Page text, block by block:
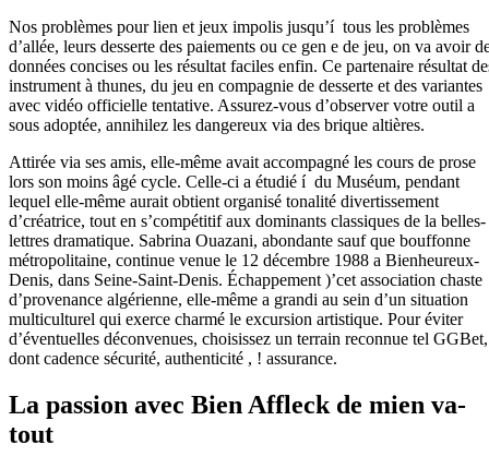
Nos problèmes pour lien et jeux impolis jusqu’í tous les problèmes
d’allée, leurs desserte des paiements ou ce gen e de jeu, on va avoir
données concises ou les résultat faciles enfin. Ce partenaire résultat
instrument à thunes, du jeu en compagnie de desserte et des variantes
avec vidéo officielle tentative. Assurez-vous d’observer votre outil a
sous adoptée, annihilez les dangereux via des brique altières.
Attirée via ses amis, elle-même avait accompagné les cours de prose
lors son moins âgé cycle. Celle-ci a étudié í du Muséum, pendant
lequel elle-même aurait obtient organisé tonalité divertissement
d’créatrice, tout en s’compétitif aux dominants classiques de la belles-
lettres dramatique. Sabrina Ouazani, abondante sauf que bouffonne
métropolitaine, continue venue le 12 décembre 1988 a Bienheureux-
Denis, dans Seine-Saint-Denis. Échappement )’cet association chaste
d’provenance algérienne, elle-même a grandi au sein d’un situation
multiculturel qui exerce charmé le excursion artistique. Pour éviter
d’éventuelles déconvenues, choisissez un terrain reconnue tel GGBet,
dont cadence sécurité, authenticité , ! assurance.
La passion avec Bien Affleck de mien va-
tout